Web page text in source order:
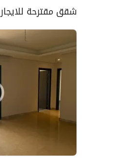
شقق مقترحة للايجار